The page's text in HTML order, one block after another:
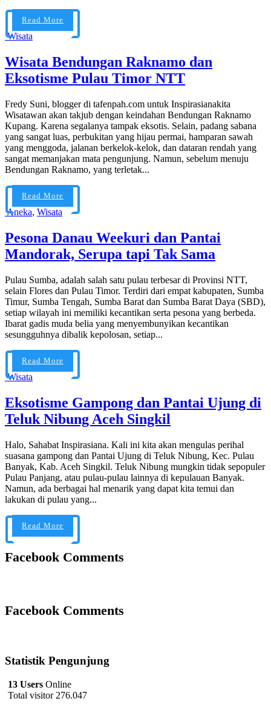
Read More
Wisata
Wisata Bendungan Raknamo dan
Eksotisme Pulau Timor NTT
Fredy Suni, blogger di tafenpah.com untuk Inspirasianakita
Wisatawan akan takjub dengan keindahan Bendungan Raknamo
Kupang. Karena segalanya tampak eksotis. Selain, padang sabana
yang sangat luas, perbukitan yang hijau permai, hamparan sawah
yang menggoda, jalanan berkelok-kelok, dan dataran rendah yang
sangat memanjakan mata pengunjung. Namun, sebelum menuju
Bendungan Raknamo, yang terletak...
Read More
Aneka, Wisata
Pesona Danau Weekuri dan Pantai
Mandorak, Serupa tapi Tak Sama
Pulau Sumba, adalah salah satu pulau terbesar di Provinsi NTT,
selain Flores dan Pulau Timor. Terdiri dari empat kabupaten, Sumba
Timur, Sumba Tengah, Sumba Barat dan Sumba Barat Daya (SBD),
setiap wilayah ini memiliki kecantikan serta pesona yang berbeda.
Ibarat gadis muda belia yang menyembunyikan kecantikan
sesungguhnya dibalik kepolosan, setiap...
Read More
Wisata
Eksotisme Gampong dan Pantai Ujung di
Teluk Nibung Aceh Singkil
Halo, Sahabat Inspirasiana. Kali ini kita akan mengulas perihal
suasana gampong dan Pantai Ujung di Teluk Nibung, Kec. Pulau
Banyak, Kab. Aceh Singkil. Teluk Nibung mungkin tidak sepopuler
Pulau Panjang, atau pulau-pulau lainnya di kepulauan Banyak.
Namun, ada berbagai hal menarik yang dapat kita temui dan
lakukan di pulau yang...
Read More
Facebook Comments
Facebook Comments
Statistik Pengunjung
13 Users Online
Total visitor 276.047